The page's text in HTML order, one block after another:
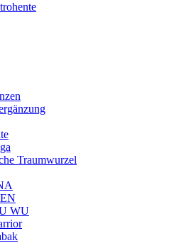
Traumwurzel
WU